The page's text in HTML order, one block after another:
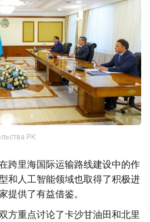
РК
跨里海国际运输路线建设中的作
和人工智能领域也取得了积极进
提供了有益借鉴。
方重点讨论了卡沙甘油田和北里